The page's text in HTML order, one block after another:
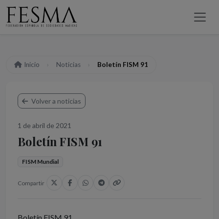
Inicio Noticias Boletín FISM 91
Volver a noticias
1 de abril de 2021
Boletín FISM 91
FISM Mundial
Compartir